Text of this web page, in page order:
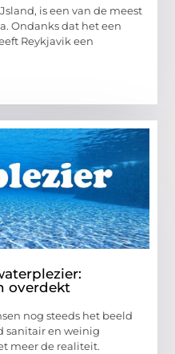
is een van de meest
Ondanks dat het een
Reykjavik een
overdekt
nog steeds het beeld
sanitair en weinig
meer de realiteit.